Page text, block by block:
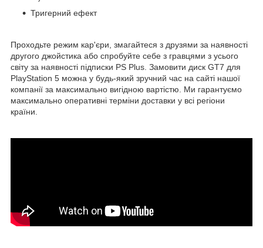
Тригерний ефект
Проходьте режим кар'єри, змагайтеся з друзями за наявності
другого джойстика або спробуйте себе з гравцями з усього
світу за наявності підписки PS Plus. Замовити диск GT7 для
PlayStation 5 можна у будь-який зручний час на сайті нашої
компанії за максимально вигідною вартістю. Ми гарантуємо
максимально оперативні терміни доставки у всі регіони
країни.